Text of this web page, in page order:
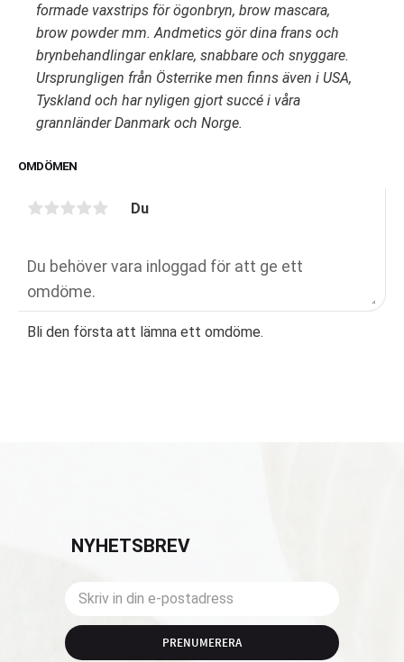
formade vaxstrips för ögonbryn, brow mascara,
brow powder mm. Andmetics gör dina frans och
brynbehandlingar enklare, snabbare och snyggare.
Ursprungligen från Österrike men finns även i USA,
Tyskland och har nyligen gjort succé i våra
grannländer Danmark och Norge.
OMDÖMEN
Du
Bli den första att lämna ett omdöme.
NYHETSBREV
PRENUMERERA